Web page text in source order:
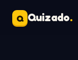
Q Quizado.